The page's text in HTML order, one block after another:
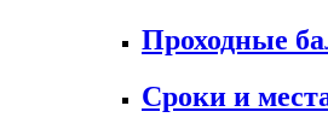
Проходные
Сроки и